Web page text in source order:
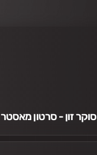
סוקר זון - סרטון מאסטר